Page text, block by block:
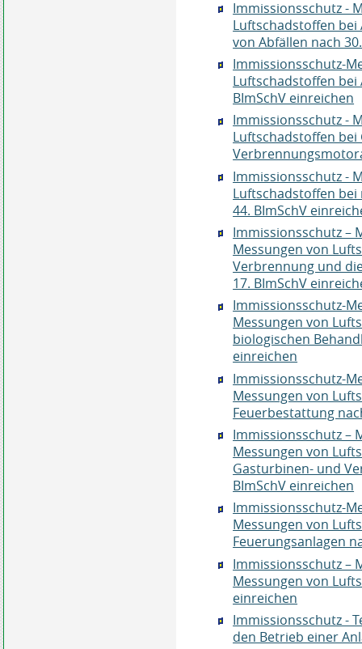
Immissionsschutz -
Luftschadstoffen bei
von Abfällen nach
Immissionsschutz-
Luftschadstoffen bei
BImSchV einreichen
Immissionsschutz -
Luftschadstoffen
Immissionsschutz -
Luftschadstoffen
44. BImSchV
Immissionsschutz –
Messungen von
Verbrennung und
17. BImSchV
Immissionsschutz-
Messungen von
biologischen
einreichen
Immissionsschutz-
Messungen von
Feuerbestattung
Immissionsschutz –
Messungen von
Gasturbinen- und
BImSchV einreichen
Immissionsschutz-
Messungen von
Feuerungsanlagen
Immissionsschutz –
Messungen von
einreichen
Immissionsschutz -
den Betrieb einer